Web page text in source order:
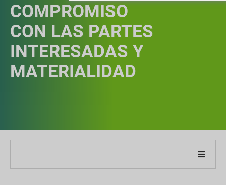
COMPROMISO
CON LAS PARTES
INTERESADAS Y
MATERIALIDAD